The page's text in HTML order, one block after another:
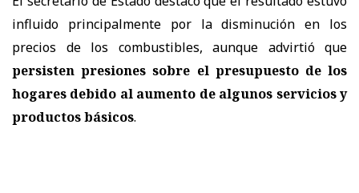
influido principalmente por la disminución en los
precios de los combustibles, aunque advirtió que
persisten presiones sobre el presupuesto de los
hogares debido al aumento de algunos servicios y
productos básicos.